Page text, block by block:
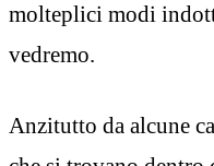
molteplici modi
vedremo.
Anzitutto da alcune